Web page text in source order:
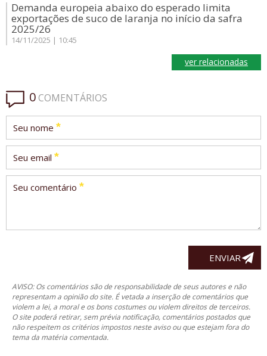
Demanda europeia abaixo do esperado limita
exportações de suco de laranja no início da safra
2025/26
14/11/2025 | 10:45
ver relacionadas
0COMENTÁRIOS
Seu nome *
Seu email *
Seu comentário *
AVISO: Os comentários são de responsabilidade de seus autores e não
representam a opinião do site. É vetada a inserção de comentários que
violem a lei, a moral e os bons costumes ou violem direitos de terceiros.
O site poderá retirar, sem prévia notificação, comentários postados que
não respeitem os critérios impostos neste aviso ou que estejam fora do
tema da matéria comentada.